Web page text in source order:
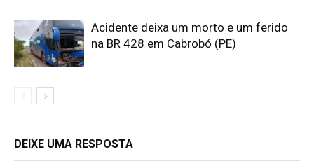
Acidente deixa um morto e um ferido
na BR 428 em Cabrobó (PE)
DEIXE UMA RESPOSTA